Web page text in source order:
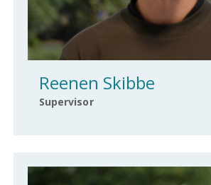
Reenen Skibbe
Supervisor